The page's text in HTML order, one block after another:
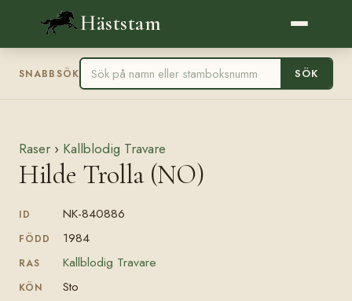
Häststam
SNABBSÖK SÖK
Raser › Kallblodig Travare
Hilde Trolla (NO)
ID NK-840886
FÖDD 1984
RAS Kallblodig Travare
KÖN Sto